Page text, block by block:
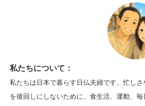
私たちについて：
私たちは日本で暮らす日仏夫婦です。忙し
を後回しにしないために、食生活、運動、